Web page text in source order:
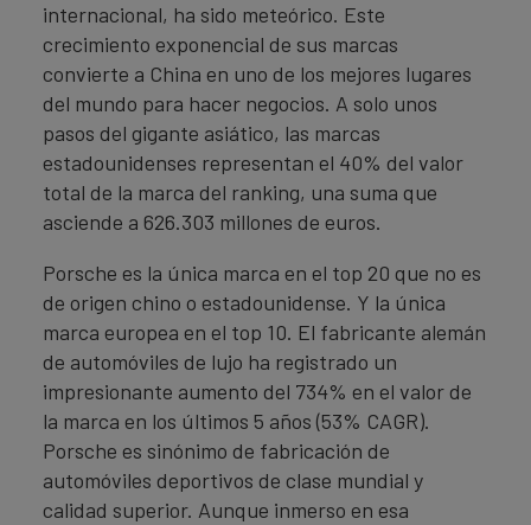
internacional, ha sido meteórico. Este
crecimiento exponencial de sus marcas
convierte a China en uno de los mejores lugares
del mundo para hacer negocios. A solo unos
pasos del gigante asiático, las marcas
estadounidenses representan el 40% del valor
total de la marca del ranking, una suma que
asciende a 626.303 millones de euros.
Porsche es la única marca en el top 20 que no es
de origen chino o estadounidense. Y la única
marca europea en el top 10. El fabricante alemán
de automóviles de lujo ha registrado un
impresionante aumento del 734% en el valor de
la marca en los últimos 5 años (53% CAGR).
Porsche es sinónimo de fabricación de
automóviles deportivos de clase mundial y
calidad superior. Aunque inmerso en esa